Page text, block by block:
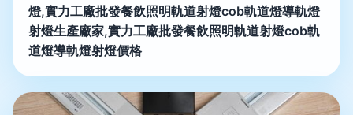
燈,實力工廠批發餐飲照明軌道射燈cob軌道燈導軌燈
射燈生產廠家,實力工廠批發餐飲照明軌道射燈cob軌
道燈導軌燈射燈價格